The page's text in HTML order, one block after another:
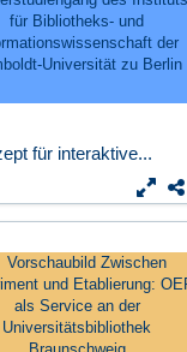
für interaktive...